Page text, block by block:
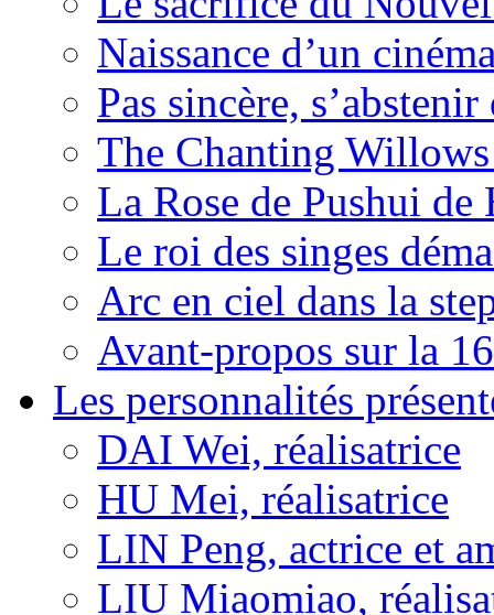
Naissance d’un
Pas sincère,
The Chanting
La Rose de Pushui de
Le roi des singes
Arc en ciel dans la
Avant-propos sur la
Les personnalités
DAI Wei, réalisatrice
HU Mei, réalisatrice
LIN Peng, actrice et
LIU Miaomiao,